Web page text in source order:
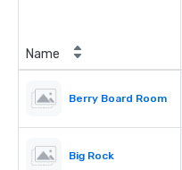
Name
Berry Board Room
Big Rock